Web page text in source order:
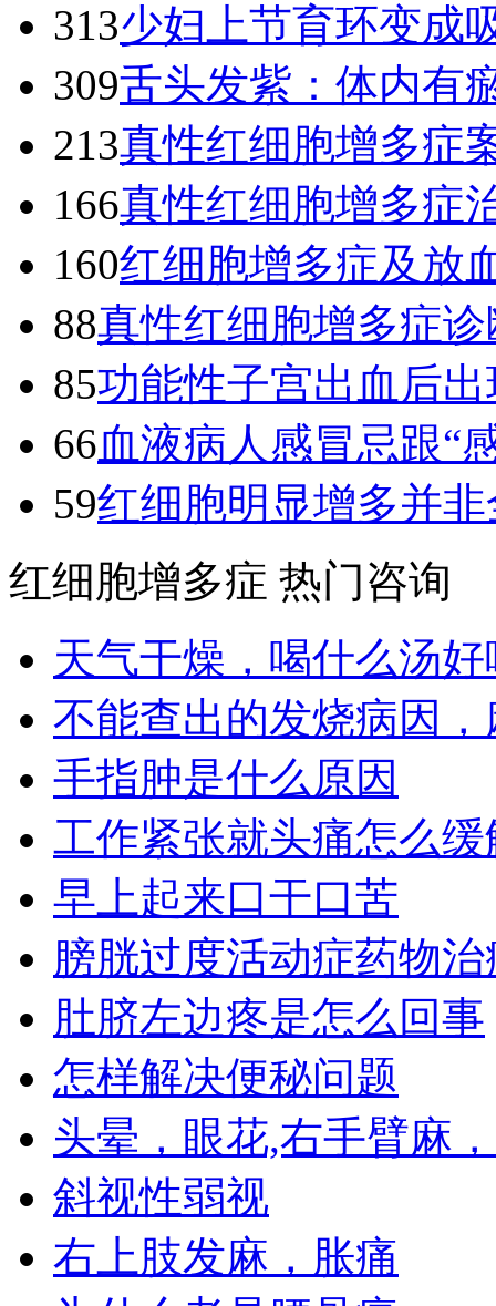
313少妇上节育环变成
309舌头发紫：体内有
213真性红细胞增多症
166真性红细胞增多症
160红细胞增多症及放
88真性红细胞增多症诊
85功能性子宫出血后出
66血液病人感冒忌跟“
59红细胞明显增多并非
红细胞增多症 热门咨询
天气干燥，喝什么汤好
不能查出的发烧病因
手指肿是什么原因
工作紧张就头痛怎么缓
早上起来口干口苦
膀胱过度活动症药物
肚脐左边疼是怎么回事
怎样解决便秘问题
头晕，眼花,右手臂麻
斜视性弱视
右上肢发麻，胀痛